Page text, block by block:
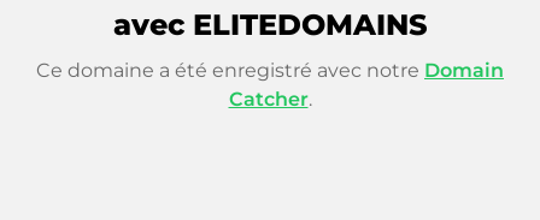
avec ELITEDOMAINS
Ce domaine a été enregistré avec notre Domain
Catcher.